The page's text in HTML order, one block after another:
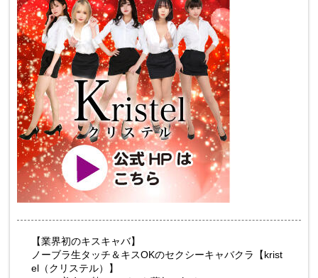
【業界初のキスキャバ】
ノーブラ生タッチ＆キスOKのセクシーキャバクラ【krist
el（クリステル）】